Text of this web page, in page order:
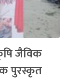
जैविक
पुरस्कृत